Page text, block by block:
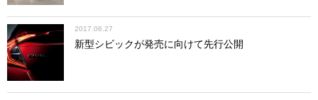
2017.06.27
新型シビックが発売に向けて先行公開